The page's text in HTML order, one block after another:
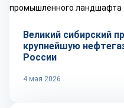
Великий сибирский
крупнейшую
России
4 мая 2026
Технологии